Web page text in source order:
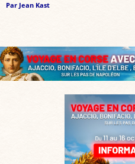
Par Jean Kast